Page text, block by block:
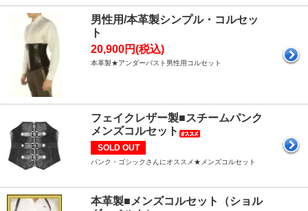
男性用/本革製シンプル・コルセッ
ト
20,900円(税込)
本革製★アンダーバスト男性用コルセット
フェイクレザー製■スチームパンク
メンズコルセット
SOLD OUT
パンク・ゴシックさんにオススメ★メンズコルセット
本革製■メンズコルセット（ショル